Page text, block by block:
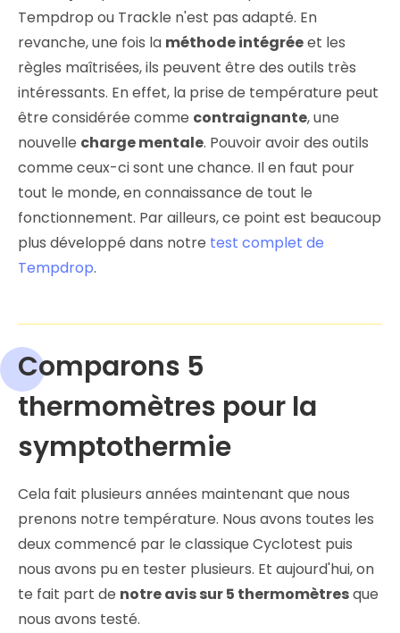
Tempdrop ou Trackle n'est pas adapté. En
revanche, une fois la méthode intégréeet les
règles maîtrisées, ils peuvent être des outils très
intéressants. En effet, la prise de température peut
être considérée comme contraignante, une
nouvelle charge mentale. Pouvoir avoir des outils
comme ceux-ci sont une chance. Il en faut pour
tout le monde, en connaissance de tout le
fonctionnement. Par ailleurs, ce point est beaucoup
plus développé dans notre test complet de
Tempdrop.
Comparons 5
thermomètres pour la
symptothermie
Cela fait plusieurs années maintenant que nous
prenons notre température. Nous avons toutes les
deux commencé par le classique Cyclotest puis
nous avons pu en tester plusieurs. Et aujourd'hui, on
te fait part de notre avis sur 5 thermomètresque
nous avons testé.